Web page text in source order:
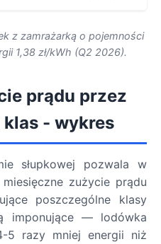
z zamrażarką o pojemności
1,38 zł/kWh (Q2 2026).
prądu przez
- wykres
słupkowej pozwala w
zużycie prądu
poszczególne klasy
imponujące — lodówka
5 razy mniej energii niż